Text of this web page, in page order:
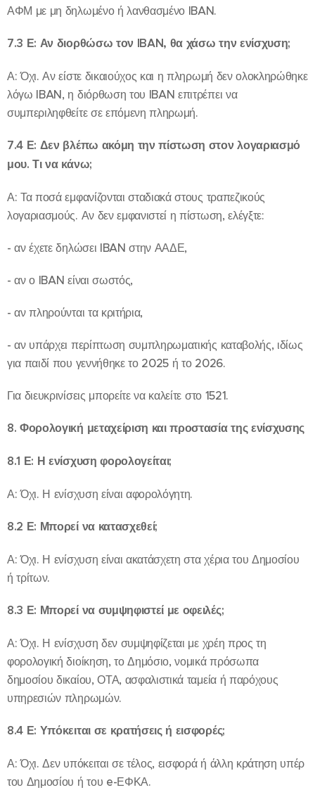
ΑΦΜ με μη δηλωμένο ή λανθασμένο IBAN.
7.3 Ε: Αν διορθώσω τον IBAN, θα χάσω την ενίσχυση;
Α: Όχι. Αν είστε δικαιούχος και η πληρωμή δεν ολοκληρώθηκε
λόγω IBAN, η διόρθωση του IBAN επιτρέπει να
συμπεριληφθείτε σε επόμενη πληρωμή.
7.4 Ε: Δεν βλέπω ακόμη την πίστωση στον λογαριασμό
μου. Τι να κάνω;
Α: Τα ποσά εμφανίζονται σταδιακά στους τραπεζικούς
λογαριασμούς. Αν δεν εμφανιστεί η πίστωση, ελέγξτε:
- αν έχετε δηλώσει IBAN στην ΑΑΔΕ,
- αν ο IBAN είναι σωστός,
- αν πληρούνται τα κριτήρια,
- αν υπάρχει περίπτωση συμπληρωματικής καταβολής, ιδίως
για παιδί που γεννήθηκε το 2025 ή το 2026.
Για διευκρινίσεις μπορείτε να καλείτε στο 1521.
8. Φορολογική μεταχείριση και προστασία της ενίσχυσης
8.1 Ε: Η ενίσχυση φορολογείται;
Α: Όχι. Η ενίσχυση είναι αφορολόγητη.
8.2 Ε: Μπορεί να κατασχεθεί;
Α: Όχι. Η ενίσχυση είναι ακατάσχετη στα χέρια του Δημοσίου
ή τρίτων.
8.3 Ε: Μπορεί να συμψηφιστεί με οφειλές;
Α: Όχι. Η ενίσχυση δεν συμψηφίζεται με χρέη προς τη
φορολογική διοίκηση, το Δημόσιο, νομικά πρόσωπα
δημοσίου δικαίου, ΟΤΑ, ασφαλιστικά ταμεία ή παρόχους
υπηρεσιών πληρωμών.
8.4 Ε: Υπόκειται σε κρατήσεις ή εισφορές;
Α: Όχι. Δεν υπόκειται σε τέλος, εισφορά ή άλλη κράτηση υπέρ
του Δημοσίου ή του e-ΕΦΚΑ.